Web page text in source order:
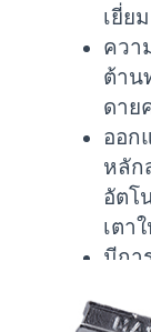
เยี่ยม
ควา
ต้าน
ดาย
ออก
หลัก
อัตโ
เตา
มีกา
ใช้สิ